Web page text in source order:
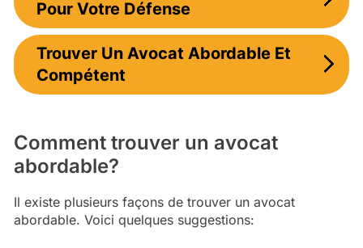
Pour Votre Défense
Trouver Un Avocat Abordable Et
Compétent
Comment trouver un avocat
abordable?
Il existe plusieurs façons de trouver un avocat
abordable. Voici quelques suggestions: